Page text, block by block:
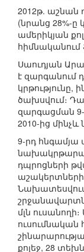
2012թ. աշնան
(նրանց 28%-ը
ամերիկյան
հիմնականում
Սաուդյան
է
կրթությունը,
ծախսվում։
զարգացման
2010-ից
9-րդ հնգամյա
դպրոցների
աշակերտների
մլն
ուսումնական
քոլեջ, 28